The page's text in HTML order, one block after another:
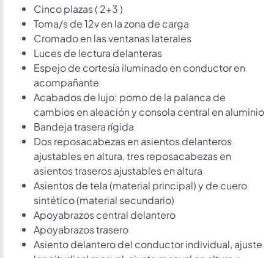
Cinco plazas ( 2+3 )
Toma/s de 12v en la zona de carga
Cromado en las ventanas laterales
Luces de lectura delanteras
Espejo de cortesía iluminado en conductor en
acompañante
Acabados de lujo: pomo de la palanca de
cambios en aleación y consola central en aluminio
Bandeja trasera rígida
Dos reposacabezas en asientos delanteros
ajustables en altura, tres reposacabezas en
asientos traseros ajustables en altura
Asientos de tela (material principal) y de cuero
sintético (material secundario)
Apoyabrazos central delantero
Apoyabrazos trasero
Asiento delantero del conductor individual, ajuste